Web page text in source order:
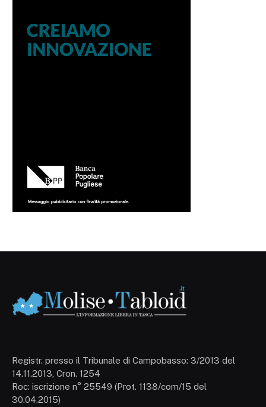
Registr. presso il Tribunale di Campobasso: 3/2013 del
14.11.2013, Cron. 1254
Roc: iscrizione n° 25549 (Prot. 1138/com/15 del
30.04.2015)